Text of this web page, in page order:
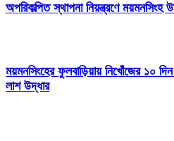
অপরিকল্পিত স্থাপনা নিয়ন্ত্রণে ময়মনসিংহ
ময়মনসিংহের ফুলবাড়িয়ায় নিখোঁজের ১০
লাশ উদ্ধার